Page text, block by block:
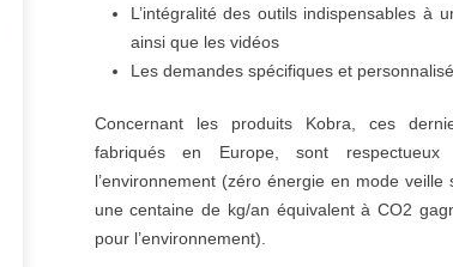
L’intégralité des outils indispensables à
ainsi que les vidéos
Les demandes spécifiques et
Concernant les produits Kobra, ces
fabriqués en Europe, sont respectueux
l’environnement (zéro énergie en mode veille
une centaine de kg/an équivalent à CO2
pour l’environnement).